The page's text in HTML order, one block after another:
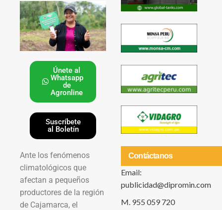
Únete al
Whatsapp
de
Agronline
Suscríbete
al Boletín
Ante los fenómenos
climatológicos que
afectan a pequeños
productores de la región
de Cajamarca, el
Contáctanos
Email:
publicidad@dipromin.com
M. 955 059 720